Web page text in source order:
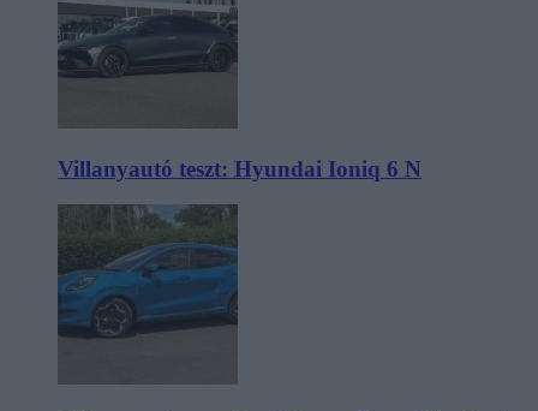
Villanyautó teszt: Hyundai Ioniq 6 N